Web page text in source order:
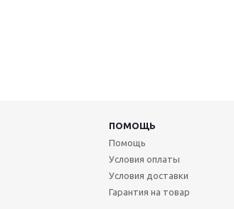
ПОМОЩЬ
Помощь
Условия оплаты
Условия доставки
Гарантия на товар